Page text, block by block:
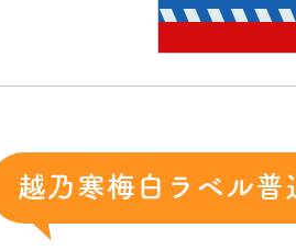
越乃寒梅白ラベル